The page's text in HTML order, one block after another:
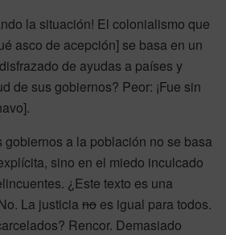
la situación! El colonialismo que
asco de acepción] se basa en un
de ayudas a países y
de sus gobiernos? Peor: ¡Fue sin
a la población no se basa
sino en el miedo inculcado
¿Este texto es una
La justiciano es igual para todos.
Rencor. Demasiado